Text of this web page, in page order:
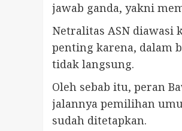
jawab ganda, yakni
Netralitas ASN diawasi
penting karena, dalam
tidak langsung.
Oleh sebab itu, peran
jalannya pemilihan
sudah ditetapkan.